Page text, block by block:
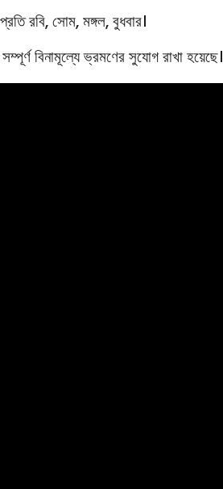
রবি, সােম, মঙ্গল, বুধবার।
বিনামূল্যে ভ্রমণের সুযোগ রাখা হয়েছে।